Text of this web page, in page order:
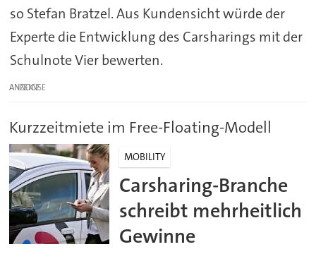
so Stefan Bratzel. Aus Kundensicht würde der
Experte die Entwicklung des Carsharings mit der
Schulnote Vier bewerten.
ANZEIGE
Kurzzeitmiete im Free-Floating-Modell
MOBILITY
Carsharing-Branche
schreibt mehrheitlich
Gewinne